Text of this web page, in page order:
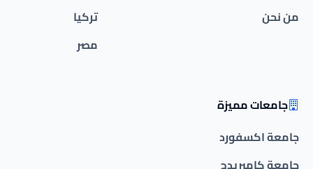
من نحن
تركيا
مصر
جامعات مميزة
جامعة اكسفورد
جامعة كامبريدج